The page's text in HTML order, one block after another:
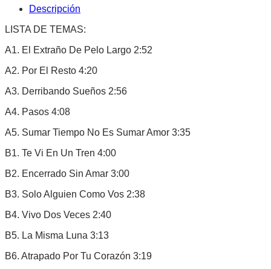
Descripción
LISTA DE TEMAS:
A1. El Extraño De Pelo Largo 2:52
A2. Por El Resto 4:20
A3. Derribando Sueños 2:56
A4. Pasos 4:08
A5. Sumar Tiempo No Es Sumar Amor 3:35
B1. Te Vi En Un Tren 4:00
B2. Encerrado Sin Amar 3:00
B3. Solo Alguien Como Vos 2:38
B4. Vivo Dos Veces 2:40
B5. La Misma Luna 3:13
B6. Atrapado Por Tu Corazón 3:19